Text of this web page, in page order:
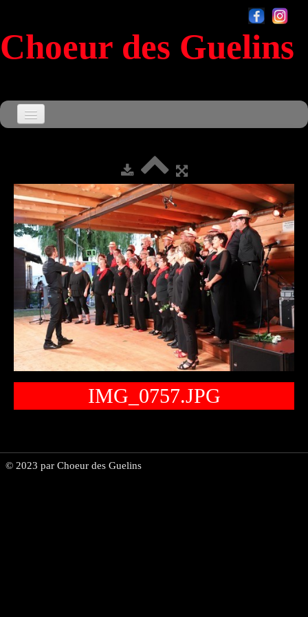
Choeur des Guelins
Le Choeur▼
Souvenirs▼
Sensationnel
Contact
Espace membre ▼
Vente de vins
IMG_0757.JPG
© 2023 par Choeur des Guelins